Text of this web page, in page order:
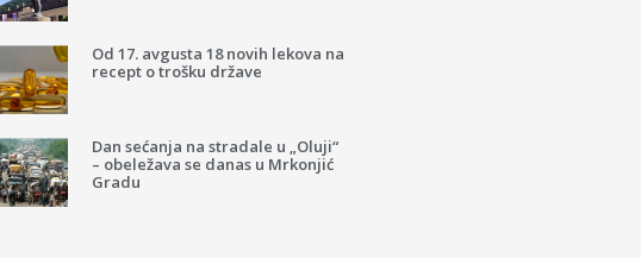
Od 17. avgusta 18 novih lekova na
recept o trošku države
Dan sećanja na stradale u „Oluji“
– obeležava se danas u Mrkonjić
Gradu